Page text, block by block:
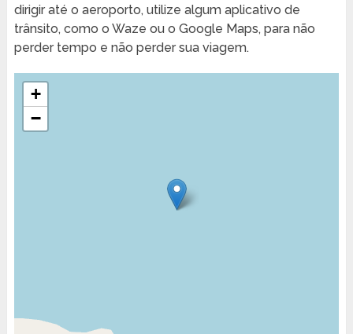
dirigir até o aeroporto, utilize algum aplicativo de
trânsito, como o Waze ou o Google Maps, para não
perder tempo e não perder sua viagem.
+
−